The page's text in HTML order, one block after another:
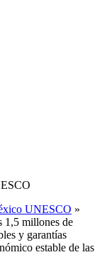
UNESCO »
1,5 millones de
y garantías
estable de las